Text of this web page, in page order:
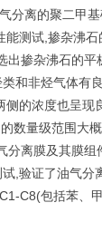
分离的聚二甲
能测试,掺杂沸石
出掺杂沸石的平
和非烃气体有
侧的浓度也呈现
数量级范围大
分离膜及其膜组
,验证了油气分
C8(包括苯、